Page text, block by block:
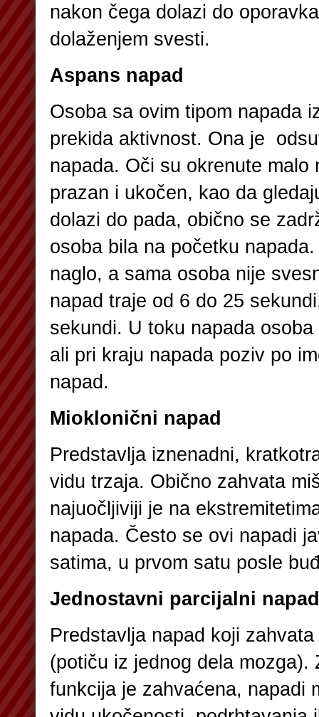
nakon čega dolazi do
dolaženjem svesti.
Aspans napad
Osoba sa ovim tipom napada
prekida aktivnost. Ona je
napada. Oči su okrenute malo
prazan i ukočen, kao da
dolazi do pada, obično se
osoba bila na početku
naglo, a sama osoba nije
napad traje od 6 do 25
sekundi. U toku napada
ali pri kraju napada poziv po
napad.
Mioklonični napad
Predstavlja iznenadni,
vidu trzaja. Obično zahvata
najuočljiviji je na
napada. Često se ovi napadi
satima, u prvom satu posle
Jednostavni parcijalni napad
Predstavlja napad koji
(potiču iz jednog dela mozga).
funkcija je zahvaćena, napadi